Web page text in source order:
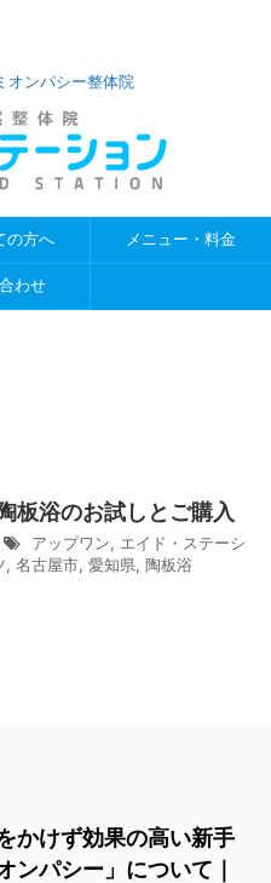
オンパシー整体院
の方へ メニュー・料金
わせ
板浴のお試しとご購入
アップワン, エイド・ステーシ
, 名古屋市, 愛知県, 陶板浴
かけず効果の高い新手
ンパシー」について｜